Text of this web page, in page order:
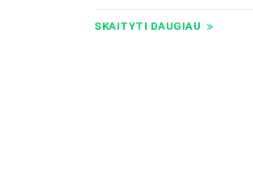
SKAITYTI DAUGIAU